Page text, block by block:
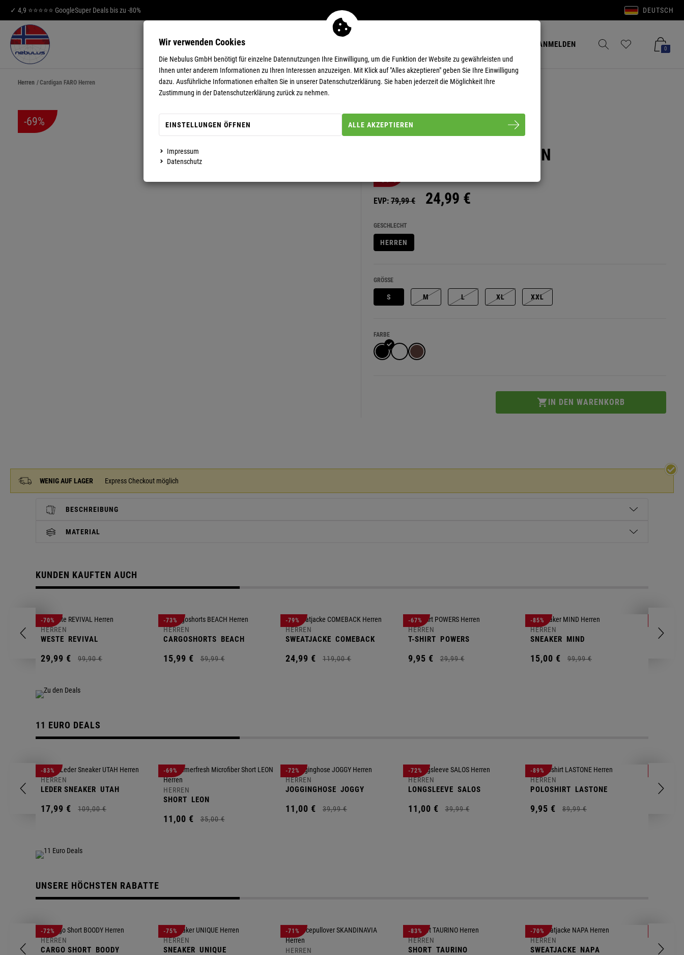
✓ 4,9 ⭐⭐⭐⭐⭐ GoogleSuper Deals bis zu -80% DEUTSCH
HERREN DAMEN AnmeldenANMELDEN Merkzettel aufklappenWarenkorb
0
Herren /Cardigan FARO Herren
-69%
MEHR ANZEIGEN CARDIGAN FARO HERREN
-69%
EVP: 79,99 € 24,99 €
GESCHLECHT
HERREN
GRÖSSE
S M L XL XXL
FARBE
WENIG AUF LAGER Express Checkout möglich
BESCHREIBUNG
MATERIAL
KUNDEN KAUFTEN AUCH
-70%
HERREN
WESTE REVIVAL
29,99 € 99,90 €
-73%
HERREN
CARGOSHORTS BEACH
15,99 € 59,99 €
-79%
HERREN
SWEATJACKE COMEBACK
24,99 € 119,00 €
-67%
HERREN
T-SHIRT POWERS
9,95 € 29,99 €
-85%
HERREN
SNEAKER MIND
15,00 € 99,99 €
11 EURO DEALS
-83%
HERREN
LEDER SNEAKER UTAH
17,99 € 109,00 €
-69%
HERREN
SHORT LEON
11,00 € 35,00 €
-72%
HERREN
JOGGINGHOSE JOGGY
11,00 € 39,99 €
-72%
HERREN
LONGSLEEVE SALOS
11,00 € 39,99 €
-89%
HERREN
POLOSHIRT LASTONE
9,95 € 89,99 €
SHORT
UNSERE HÖCHSTEN RABATTE
-72%
HERREN
CARGO SHORT BOODY
-75%
HERREN
SNEAKER UNIQUE
-71%
HERREN
-83%
HERREN
SHORT TAURINO
-70%
HERREN
SWEATJACKE NAPA
Wir verwenden Cookies
Die Nebulus GmbH benötigt für einzelne Datennutzungen Ihre Einwilligung, um die Funktion der Website zu gewährleisten und
Ihnen unter anderem Informationen zu Ihren Interessen anzuzeigen. Mit Klick auf "Alles akzeptieren" geben Sie Ihre Einwilligung
dazu. Ausführliche Informationen erhalten Sie in unserer Datenschutzerklärung. Sie haben jederzeit die Möglichkeit Ihre
Zustimmung in der Datenschutzerklärung zurück zu nehmen.
EINSTELLUNGEN ÖFFNEN ALLE AKZEPTIEREN
Impressum
Datenschutz